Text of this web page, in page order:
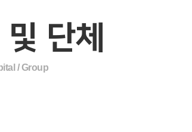
단체
/ Group